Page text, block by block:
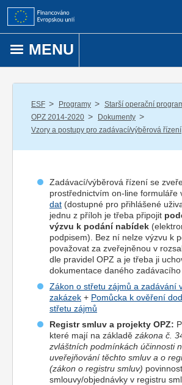
Přejít k obsahu
MENU
ESF / Programy / Starší operační
OPZ 2014-2020 / Dokumenty /
Vzory a postupy pro zadávací/výběrová řízení
Zadávací/výběrová řízení se
prostřednictvím on-line formuláře
dat (dostupné pro přihlášené
jednu z příloh je třeba připojit
výzvu k podání nabídek
podpisem). Bez ní nelze výzvu k
považovat za zveřejněnou v
dle pravidel OPZ a je třeba ji
dokumentace daného zadávacího
Zákon o střetu zájmů a zadávání
zakázek + Pomůcka k ověření
střetu zájmů
Registr smluv a projekty OPZ:
které mají na základě zákona č.
zvláštních podmínkách účinnosti
uveřejňování těchto smluv a o
(zákon o registru smluv)
smlouvy/objednávky v registru